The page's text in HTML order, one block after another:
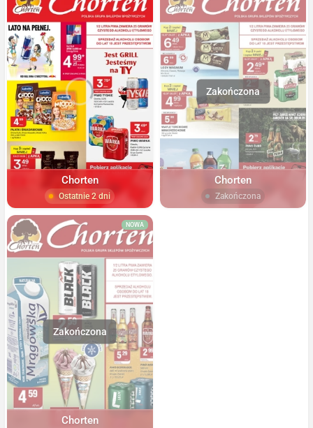
Chorten
Ostatnie 2 dni
Chorten
Zakończona
NOWA
Chorten